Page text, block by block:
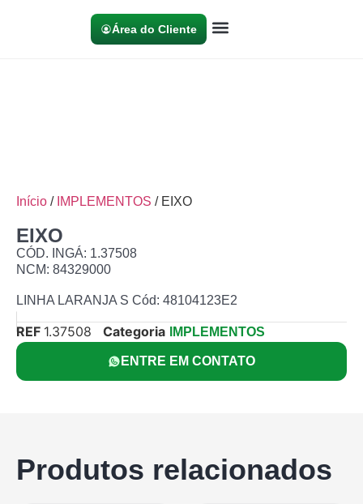
Área do Cliente
Início / IMPLEMENTOS / EIXO
EIXO
CÓD. INGÁ: 1.37508
NCM: 84329000
LINHA LARANJA S Cód: 48104123E2
REF 1.37508 Categoria IMPLEMENTOS
ENTRE EM CONTATO
Produtos relacionados